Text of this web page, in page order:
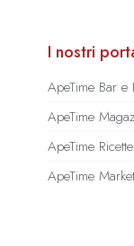
I nostri
ApeTime Bar e
ApeTime
ApeTime Ricette
ApeTime